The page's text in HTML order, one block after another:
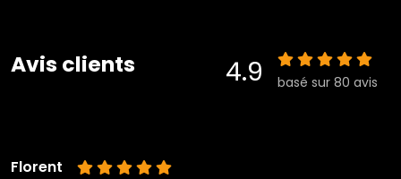
Avis clients 4.9 basé sur 80 avis
Florent